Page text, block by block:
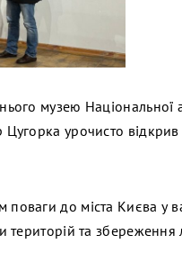
музею Національної
урочисто відкрив
до міста Києва у
територій та